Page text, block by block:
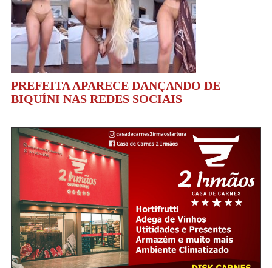
PREFEITA APARECE DANÇANDO DE
BIQUÍNI NAS REDES SOCIAIS